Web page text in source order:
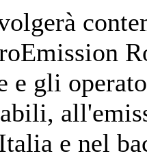
e gli
e nel